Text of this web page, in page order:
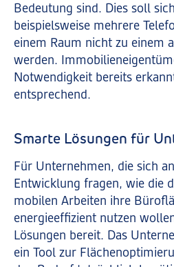
Bedeutung sind. Dies soll
beispielsweise mehrere
einem Raum nicht zu einem
werden.
Notwendigkeit bereits
entsprechend.
Smarte Lösungen für
Für Unternehmen, die sich
Entwicklung fragen, wie die
mobilen Arbeiten ihre
energieeffizient nutzen
Lösungen bereit. Das
ein Tool zur